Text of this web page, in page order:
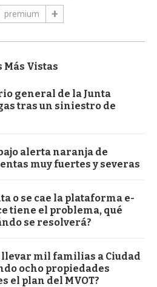
premium
Más Vistas
general de la Junta
tras un siniestro de
alerta naranja de
muy fuertes y severas
o se cae la plataforma e-
tiene el problema, qué
se resolverá?
mil familias a Ciudad
ocho propiedades
el plan del MVOT?